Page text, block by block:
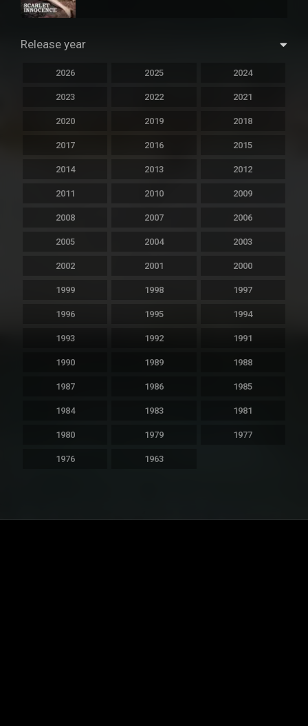
Release year
2026 2025 2024
2023 2022 2021
2020 2019 2018
2017 2016 2015
2014 2013 2012
2011 2010 2009
2008 2007 2006
2005 2004 2003
2002 2001 2000
1999 1998 1997
1996 1995 1994
1993 1992 1991
1990 1989 1988
1987 1986 1985
1984 1983 1981
1980 1979 1977
1976 1963